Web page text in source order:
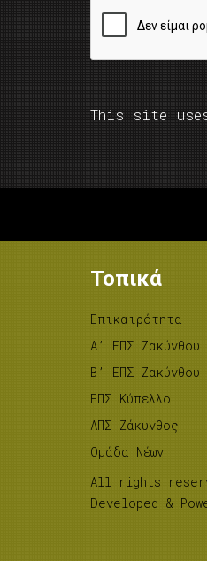
This site
Τοπικά
Επικαιρότητα
A’ ΕΠΣ Ζακύνθου
B’ ΕΠΣ Ζακύνθου
ΕΠΣ Κύπελλο
ΑΠΣ Ζάκυνθος
Ομάδα Νέων
All rights
Developed &